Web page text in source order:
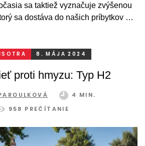
sa taktiež vyznačuje zvýšenou
sa dostáva do našich príbytkov a
poštípaní.
8. MÁJA 2024
proti hmyzu: Typ H2
4 MIN.
958 PREČÍTANIE